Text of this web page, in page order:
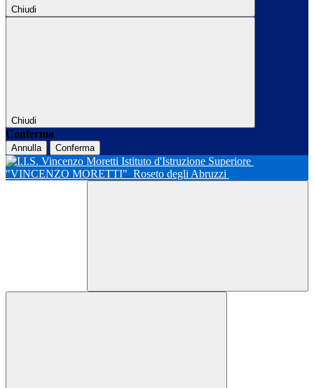
Chiudi
Chiudi
Conferma
Annulla Conferma
Istituto d'Istruzione Superiore
"VINCENZO MORETTI" Roseto degli Abruzzi